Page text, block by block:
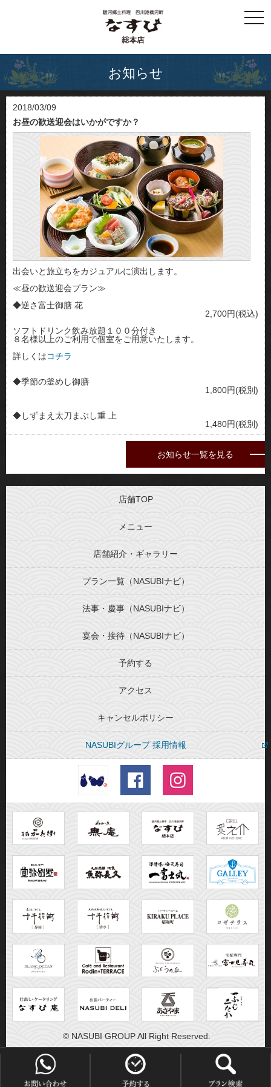
お知らせ
2018/03/09
お昼の歓送迎会はいかがですか？
出会いと旅立ちをカジュアルに演出します。
≪昼の歓送迎会プラン≫
◆逆さ富士御膳 花
2,700円(税込)
ソフトドリンク飲み放題１００分付き
８名様以上のご利用で個室をご用意いたします。
詳しくはコチラ
◆季節の釜めし御膳
1,800円(税別)
◆しずまえ太刀まぶし重 上
1,480円(税別)
お知らせ一覧を見る
店舗TOP
メニュー
店舗紹介・ギャラリー
プラン一覧（NASUBIナビ）
法事・慶事（NASUBIナビ）
宴会・接待（NASUBIナビ）
予約する
アクセス
キャンセルポリシー
NASUBIグループ 採用情報
© NASUBI GROUP All Right Reserved.